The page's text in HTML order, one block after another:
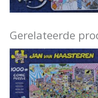
Gerelateerde